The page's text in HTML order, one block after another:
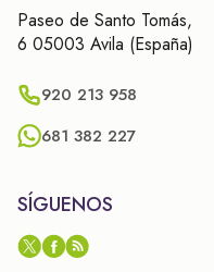
Paseo de Santo Tomás,
6 05003 Avila (España)
920 213 958
681 382 227
SÍGUENOS